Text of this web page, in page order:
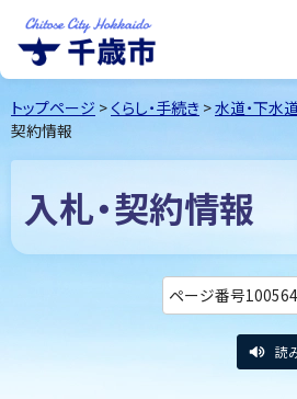
千歳市Chitose
City Hokkaido
トップページ > くらし・手続き >水道・下水
契約情報
入札・契約情報
ページ番号
読